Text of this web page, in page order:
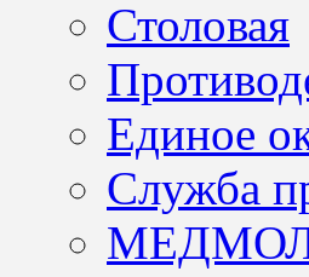
Столовая
Единое
Служба